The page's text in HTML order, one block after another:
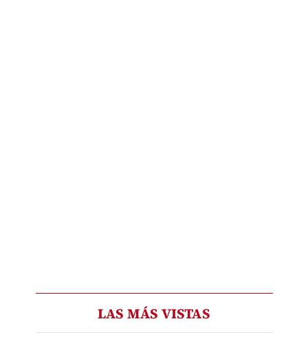
LAS MÁS VISTAS